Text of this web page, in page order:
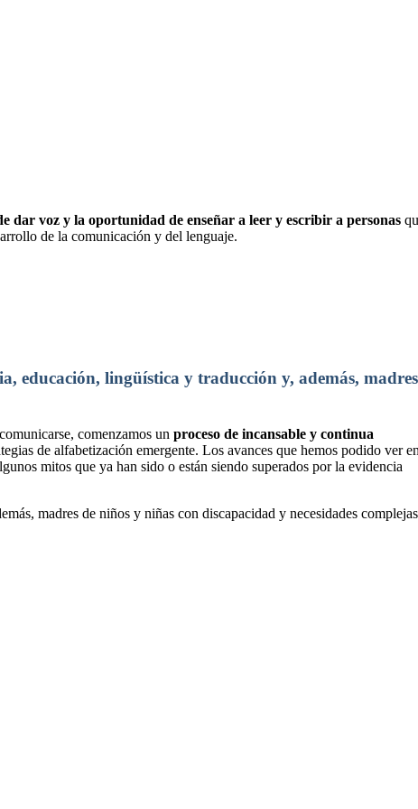
dar voz y la oportunidad de enseñar a leer y escribir a personas
de la comunicación y del lenguaje.
educación, lingüística y traducción y, además, madres
comenzamos unproceso de incansable y continua
de alfabetización emergente. Los avances que hemos podido ver
mitos que ya han sido o están siendo superados por la evidencia
madres de niños y niñas con discapacidad y necesidades complejas